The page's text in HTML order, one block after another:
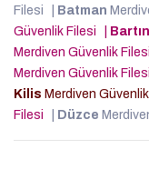
Filesi
Batman
Güvenlik Filesi
Bartın
Merdiven Güvenlik Filesi
Merdiven Güvenlik Filesi
Kilis Merdiven
Filesi
Düzce